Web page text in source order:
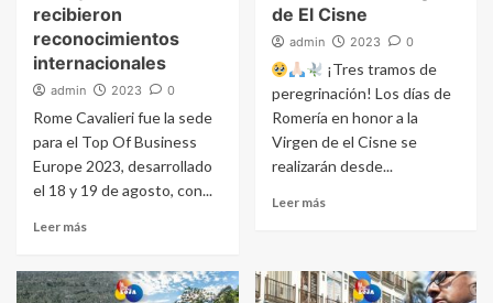
recibieron
reconocimientos
internacionales
admin 2023 0
Rome Cavalieri fue la sede
para el Top Of Business
Europe 2023, desarrollado
el 18 y 19 de agosto, con...
Leer más
de El Cisne
admin 2023 0
¡Tres tramos de
peregrinación! Los días de
Romería en honor a la
Virgen de el Cisne se
realizarán desde...
Leer más